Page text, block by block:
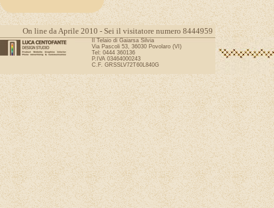
On line da Aprile 2010 - Sei il visitatore numero 8444959
Il Telaio di Gaiarsa Silvia
Via Pascoli 53, 36030 Povolaro (VI)
Tel: 0444 360136
P.IVA 03464000243
C.F. GRSSLV72T60L840G